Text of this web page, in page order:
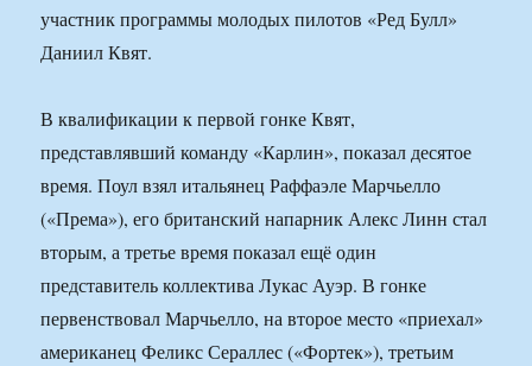
участник программы молодых пилотов «Ред Булл»
Даниил Квят.
В квалификации к первой гонке Квят,
представлявший команду «Карлин», показал десятое
время. Поул взял итальянец Раффаэле Марчьелло
(«Према»), его британский напарник Алекс Линн стал
вторым, а третье время показал ещё один
представитель коллектива Лукас Ауэр. В гонке
первенствовал Марчьелло, на второе место «приехал»
американец Феликс Сераллес («Фортек»), третьим